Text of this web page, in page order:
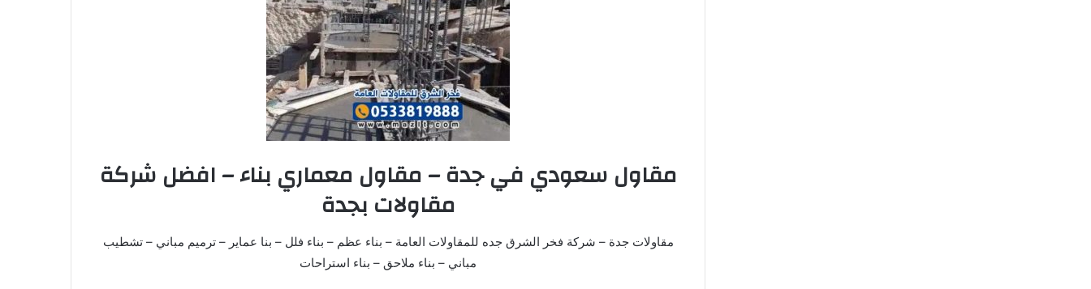
مقاول سعودي في جدة – مقاول معماري بناء – افضل شركة
مقاولات بجدة
مقاولات جدة – شركة فخر الشرق جده للمقاولات العامة – بناء عظم – بناء فلل – بنا عماير – ترميم مباني – تشطيب
مباني – بناء ملاحق – بناء استراحات